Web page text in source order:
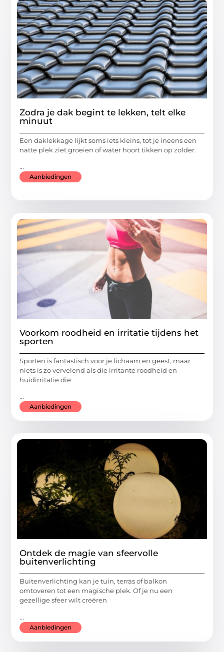
Zodra je dak begint te lekken, telt elke
minuut
Een daklekkage lijkt soms iets kleins, tot je ineens een
natte plek ziet groeien of water hoort tikken op zolder.
...
Aanbiedingen
Voorkom roodheid en irritatie tijdens het
sporten
Sporten is fantastisch voor je lichaam en geest, maar
niets is zo vervelend als die irritante roodheid en
huidirritatie die
...
Aanbiedingen
Ontdek de magie van sfeervolle
buitenverlichting
Buitenverlichting kan je tuin, terras of balkon
omtoveren tot een magische plek. Of je nu een
gezellige sfeer wilt creëren
...
Aanbiedingen